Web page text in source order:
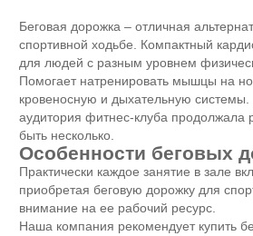
Беговая дорожка – отличная
спортивной ходьбе. Компактный
для людей с разным уровнем
Помогает натренировать мышцы на
кровеносную и дыхательную системы.
аудитория фитнес-клуба продолжала
быть несколько.
Особенности беговых
Практически каждое занятие в зале
приобретая беговую дорожку для
внимание на ее рабочий ресурс.
Наша компания рекомендует купить